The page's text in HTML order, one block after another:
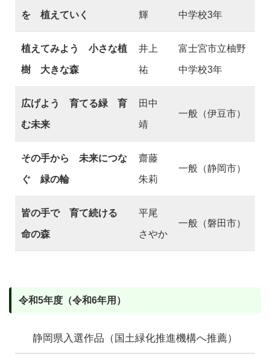
を 植えていく 輝 中学校3年
植えてみよう 小さな植
樹 大きな森
井上
祐
富士宮市立柚野
中学校3年
広げよう 育てる緑 育
む未来
田中
靖
一般（伊豆市）
その手から 未来につな
ぐ 緑の輪
齋藤
朱莉
一般（静岡市）
皆の手で 育て続ける
命の森
平尾
さやか
一般（磐田市）
令和5年度（令和6年用）
静岡県入選作品（国土緑化推進機構へ推薦）